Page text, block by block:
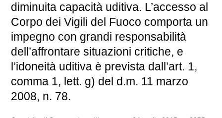
diminuita capacità uditiva. L’accesso al
Corpo dei Vigili del Fuoco comporta un
impegno con grandi responsabilità
dell’affrontare situazioni critiche, e
l’idoneità uditiva è prevista dall’art. 1,
comma 1, lett. g) del d.m. 11 marzo
2008, n. 78.